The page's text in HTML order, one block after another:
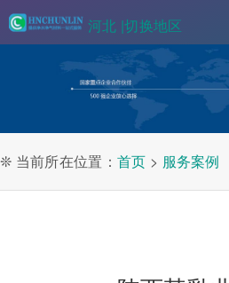
河北 |切换地区
❊ 当前所在位置： 首页 > 服务案例